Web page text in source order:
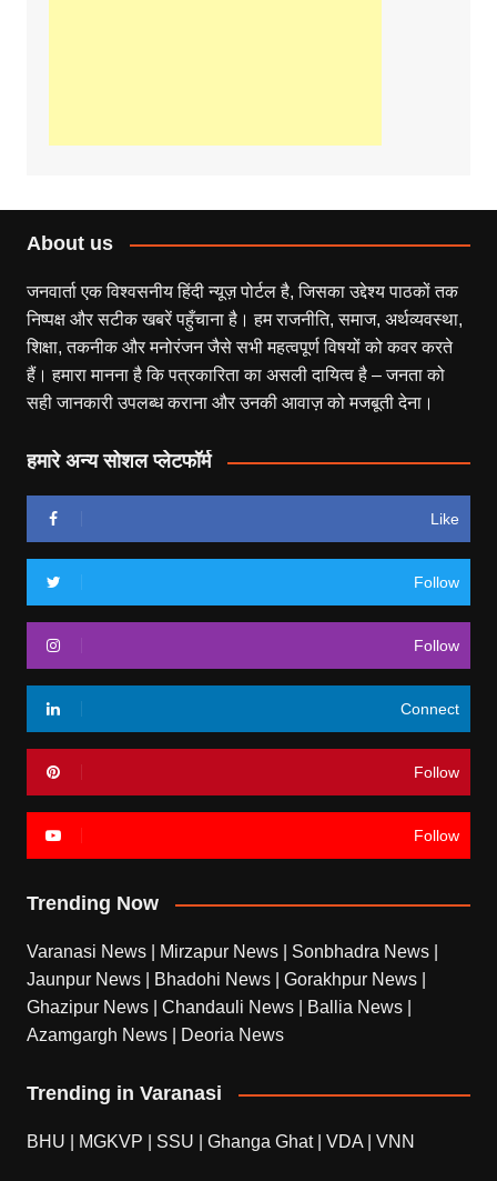
About us
जनवार्ता एक विश्वसनीय हिंदी न्यूज़ पोर्टल है, जिसका उद्देश्य पाठकों तक
निष्पक्ष और सटीक खबरें पहुँचाना है। हम राजनीति, समाज, अर्थव्यवस्था,
शिक्षा, तकनीक और मनोरंजन जैसे सभी महत्वपूर्ण विषयों को कवर करते
हैं। हमारा मानना है कि पत्रकारिता का असली दायित्व है – जनता को
सही जानकारी उपलब्ध कराना और उनकी आवाज़ को मजबूती देना।
हमारे अन्य सोशल प्लेटफॉर्म
Like
Follow
Follow
Connect
Follow
Follow
Trending Now
Varanasi News Mirzapur News Sonbhadra News
Jaunpur News
Bhadohi News Gorakhpur News
Ghazipur News
Chandauli News Ballia News
Azamgargh News
Deoria News
Trending in Varanasi
BHU MGKVP SSU Ghanga Ghat| VDA VNN